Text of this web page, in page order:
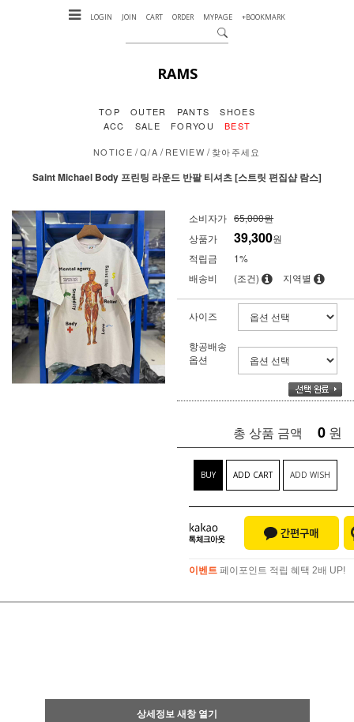
LOGIN JOIN CART ORDER MYPAGE +BOOKMARK
RAMS
TOP OUTER PANTS
SHOES
ACC
SALE FORYOU BEST
NOTICE /Q/A /REVIEW /찾아주세요
Saint Michael Body 프린팅 라운드 반팔 티셔츠 [스트릿 편집샵 람스]
소비자가 65,000원
상품가
39,300원
적립금
1%
배송비
(조건) 지역별
사이즈
항공배송
옵션
총 상품 금액 0 원
BUY ADD CART ADD WISH
이벤트 페이포인트 적립 혜택 2배 UP!
상세정보 새창 열기